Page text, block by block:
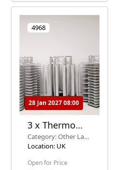
4968
28 Jan 2027 08:00
3 x Thermo
Thermotor T3
科學酒店旋轉架
Category: Other Lab
Equipment
Location: UK
Open for Price